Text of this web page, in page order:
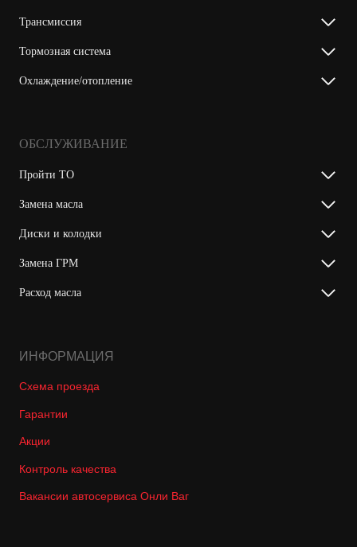
Трансмиссия
Тормозная система
Охлаждение/отопление
ОБСЛУЖИВАНИЕ
Пройти ТО
Замена масла
Диски и колодки
Замена ГРМ
Расход масла
ИНФОРМАЦИЯ
Схема проезда
Гарантии
Акции
Контроль качества
Вакансии автосервиса Онли Ваг